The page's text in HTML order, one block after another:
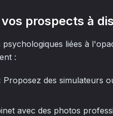
prospects à
liées à
:
Proposez des simulateurs
avec des photos